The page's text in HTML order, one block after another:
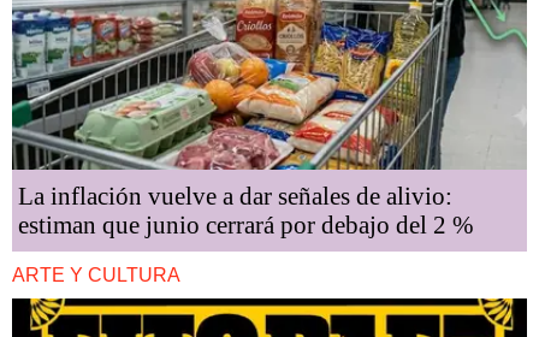
La inflación vuelve a dar señales de alivio:
estiman que junio cerrará por debajo del 2 %
ARTE Y CULTURA